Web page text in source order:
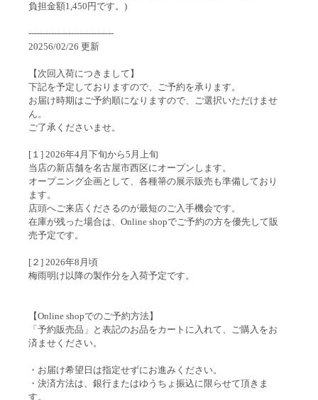
負担金額1,450円です。)
------------------------------
20256/02/26 更新
【次回入荷につきまして】
下記を予定しておりますので、ご予約を承ります。
お届け時期はご予約順になりますので、ご選択いただけませ
ん。
ご了承くださいませ。
[１] 2026年4月下旬から5月上旬
当店の新店舗を名古屋市西区にオープンします。
オープニング企画として、各種箒の展示販売も準備しており
ます。
店頭へご来店くださるのが最短のご入手機会です。
在庫が残った場合は、Online shopでご予約の方を優先して販
売予定です。
[２] 2026年8月頃
梅雨明け以降の製作分を入荷予定です。
【Online shopでのご予約方法】
「予約販売品」と表記のお品をカートに入れて、ご購入をお
済ませください。
・お届け希望日は指定せずにお進みください。
・決済方法は、銀行またはゆうちょ振込に限らせて頂きま
す。